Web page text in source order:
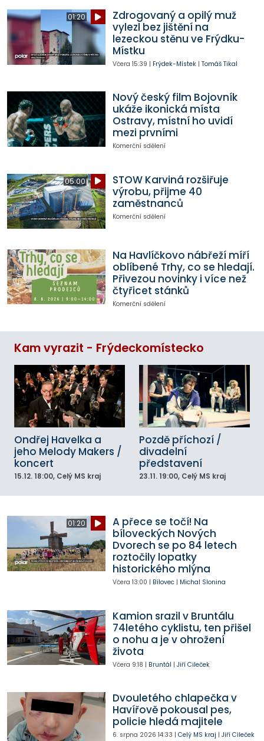
01:20
Zdrogovaný a opilý muž
vylezl bez jištění na
lezeckou stěnu ve Frýdku-
Místku
Včera 15:39 | Frýdek-Místek| Tomáš Tikal
Nový český film Bojovník
ukáže ikonická místa
Ostravy, místní ho uvidí
mezi prvními
Komerční sdělení
05:00
STOW Karviná rozšiřuje
výrobu, přijme 40
zaměstnanců
Komerční sdělení
Na Havlíčkovo nábřeží míří
oblíbené Trhy, co se hledají.
Přivezou novinky i více než
čtyřicet stánků
Komerční sdělení
Kam vyrazit - Frýdeckomístecko
Ondřej Havelka a
jeho Melody Makers /
koncert
15.12. 18:00, Celý MS kraj
Pozdě příchozí /
divadelní
představení
23.11. 19:00, Celý MS kraj
01:20
A přece se točí! Na
bíloveckých Nových
Dvorech se po 84 letech
roztočily lopatky
historického mlýna
Včera 13:00 | Bílovec| Michal Slonina
Kamion srazil v Bruntálu
74letého cyklistu, ten přišel
o nohu a je v ohrožení
života
Včera 9:18 | Bruntál | Jiří Cileček
Dvouletého chlapečka v
Havířově pokousal pes,
policie hledá majitele
6. srpna 2026 14:33 | Celý MS kraj | Jiří Cileček